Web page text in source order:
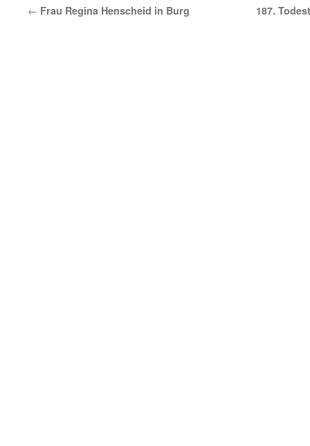
← Frau Regina Henscheid in Burg 187.